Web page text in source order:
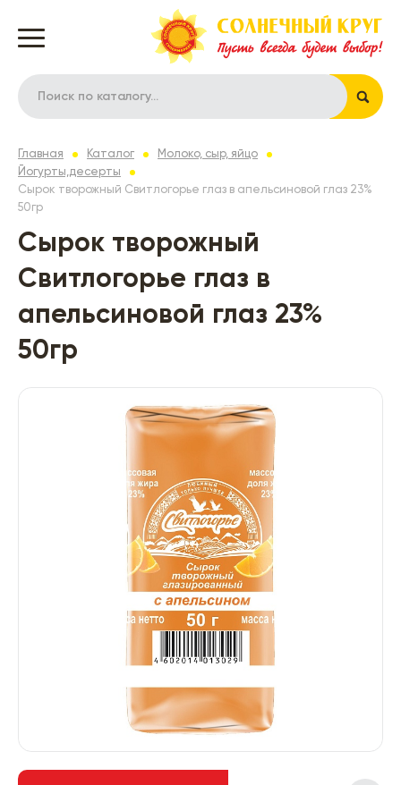
Главная Каталог
Молоко, сыр, яйцо
Йогурты,десерты
Сырок творожный Свитлогорье глаз в апельсиновой глаз 23%
50гр
Сырок творожный
Свитлогорье глаз в
апельсиновой глаз 23%
50гр